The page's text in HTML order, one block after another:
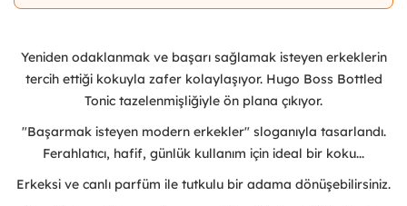
Yeniden odaklanmak ve başarı sağlamak isteyen erkeklerin
tercih ettiği kokuyla zafer kolaylaşıyor. Hugo Boss Bottled
Tonic tazelenmişliğiyle ön plana çıkıyor.
"Başarmak isteyen modern erkekler" sloganıyla tasarlandı.
Ferahlatıcı, hafif, günlük kullanım için ideal bir koku...
Erkeksi ve canlı parfüm ile tutkulu bir adama dönüşebilirsiniz.